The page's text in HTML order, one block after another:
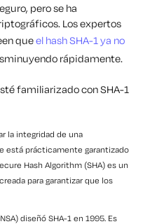
pero se ha
Los expertos
queel hash SHA-1 ya no
rápidamente.
familiarizado con SHA-1
la integridad de una
está prácticamente garantizado
Hash Algorithm (SHA) es un
para garantizar que los
diseñó SHA-1 en 1995. Es